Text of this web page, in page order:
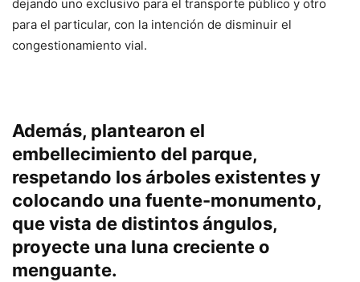
dejando uno exclusivo para el transporte público y otro
para el particular, con la intención de disminuir el
congestionamiento vial.
Además, plantearon el
embellecimiento del parque,
respetando los árboles existentes y
colocando una fuente-monumento,
que vista de distintos ángulos,
proyecte una luna creciente o
menguante.